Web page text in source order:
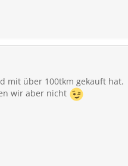
mit über 100tkm gekauft hat.
wir aber nicht